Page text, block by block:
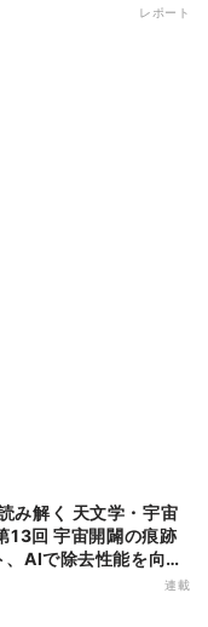
レポート
13回 宇宙開闢の痕跡
AIで除去性能を向上
索に新手法
連載